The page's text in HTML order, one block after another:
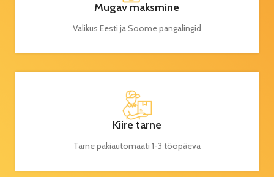
Mugav maksmine
Valikus Eesti ja Soome pangalingid
Kiire tarne
Tarne pakiautomaati 1-3 tööpäeva